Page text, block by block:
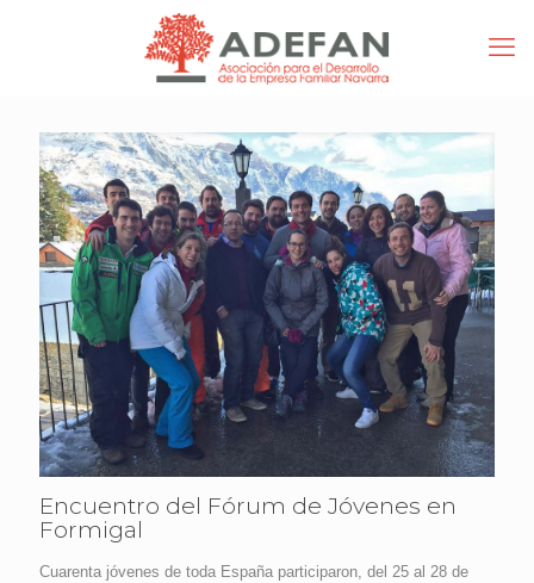
Encuentro del Fórum de Jóvenes en
Formigal
Cuarenta jóvenes de toda España participaron, del 25 al 28 de